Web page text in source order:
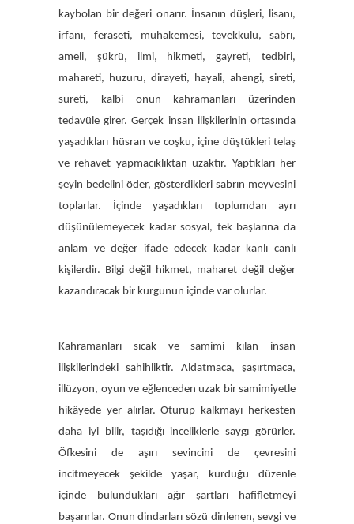
kaybolan bir değeri onarır. İnsanın düşleri, lisanı,
irfanı, feraseti, muhakemesi, tevekkülü, sabrı,
ameli, şükrü, ilmi, hikmeti, gayreti, tedbiri,
mahareti, huzuru, dirayeti, hayali, ahengi, sireti,
sureti, kalbi onun kahramanları üzerinden
tedavüle girer. Gerçek insan ilişkilerinin ortasında
yaşadıkları hüsran ve coşku, içine düştükleri telaş
ve rehavet yapmacıklıktan uzaktır. Yaptıkları her
şeyin bedelini öder, gösterdikleri sabrın meyvesini
toplarlar. İçinde yaşadıkları toplumdan ayrı
düşünülemeyecek kadar sosyal, tek başlarına da
anlam ve değer ifade edecek kadar kanlı canlı
kişilerdir. Bilgi değil hikmet, maharet değil değer
kazandıracak bir kurgunun içinde var olurlar.
Kahramanları sıcak ve samimi kılan insan
ilişkilerindeki sahihliktir. Aldatmaca, şaşırtmaca,
illüzyon, oyun ve eğlenceden uzak bir samimiyetle
hikâyede yer alırlar. Oturup kalkmayı herkesten
daha iyi bilir, taşıdığı inceliklerle saygı görürler.
Öfkesini de aşırı sevincini de çevresini
incitmeyecek şekilde yaşar, kurduğu düzenle
içinde bulundukları ağır şartları hafifletmeyi
başarırlar. Onun dindarları sözü dinlenen, sevgi ve